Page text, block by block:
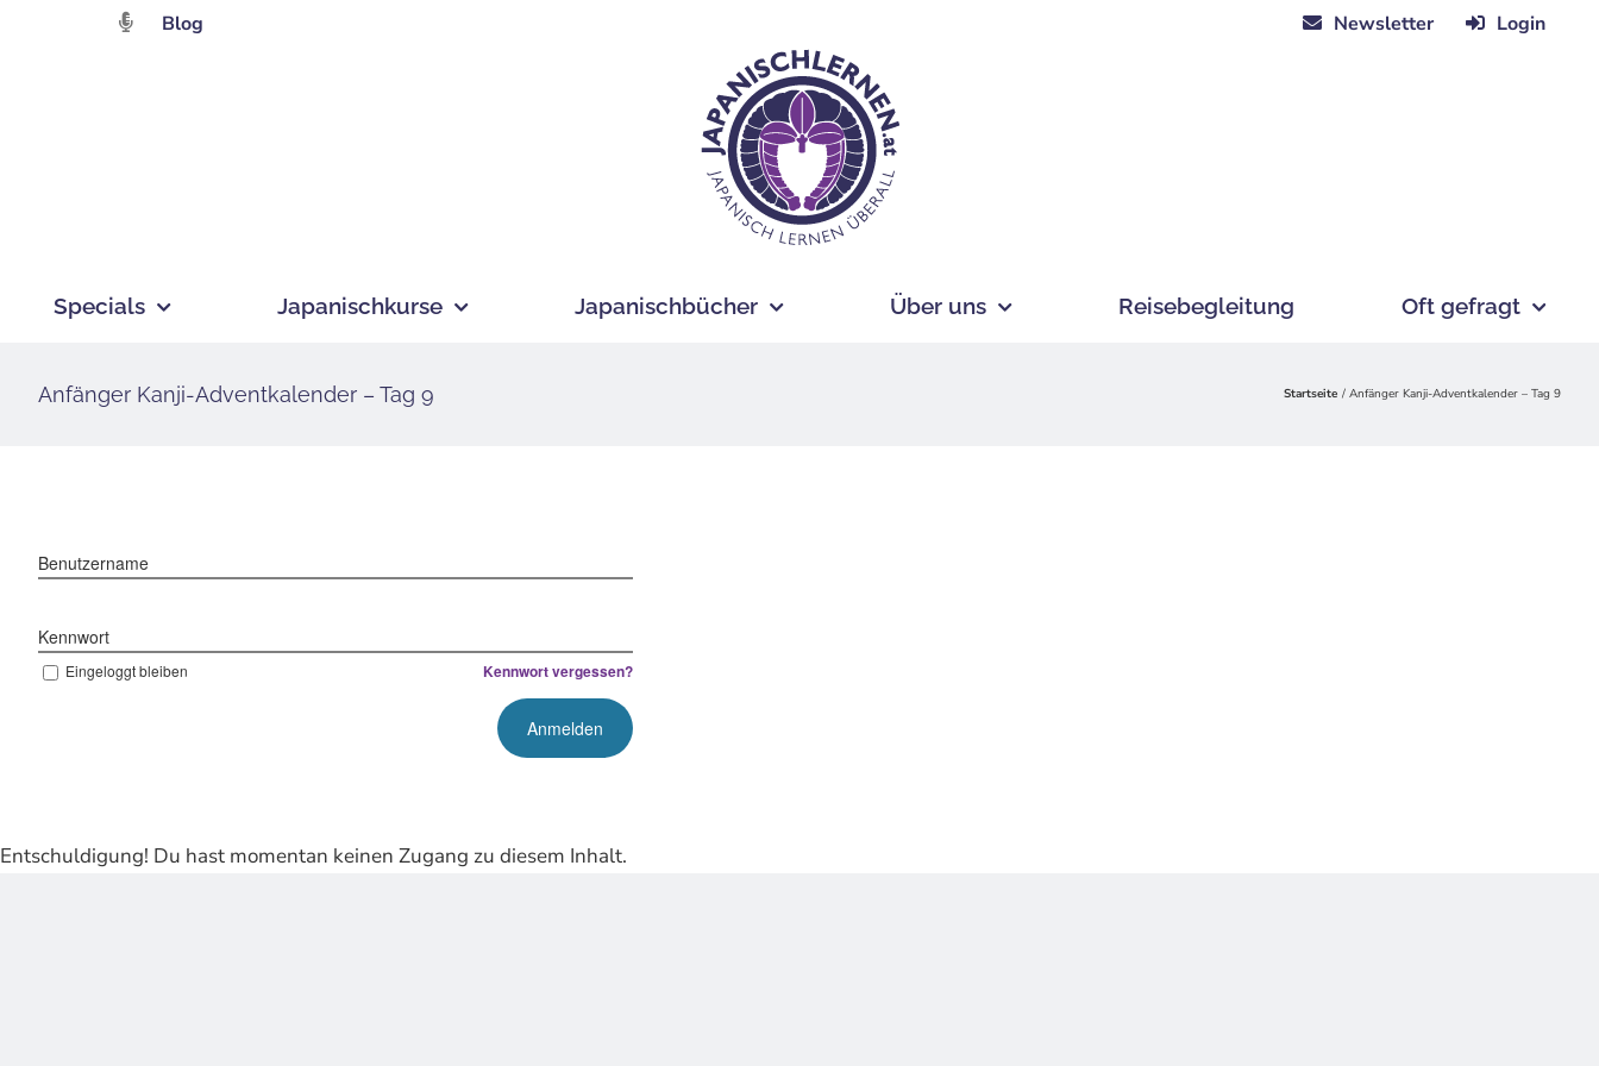
Blog Newsletter Login
Specials Japanischkurse Japanischbücher Über uns Reisebegleitung Oft gefragt
Anfänger Kanji-Adventkalender – Tag 9 Startseite Anfänger Kanji-Adventkalender – Tag 9
Benutzername
Kennwort
Eingeloggt bleiben Kennwort vergessen?
Entschuldigung! Du hast momentan keinen Zugang zu diesem Inhalt.